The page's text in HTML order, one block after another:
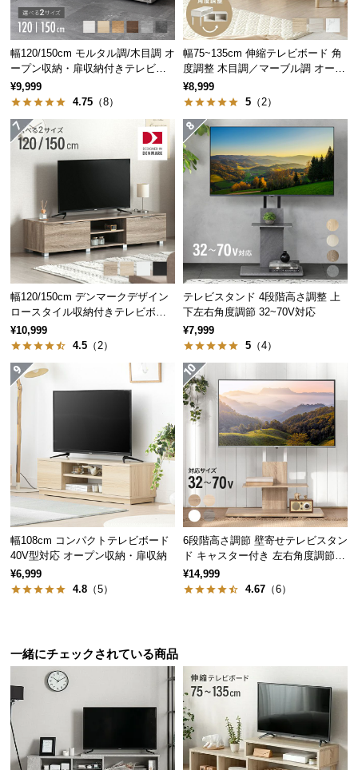
置
サ
ー
ビ
ス
つ
い
て
入
路
つ
い
て
返
セ
ル
に
つ
い
て
保
つ
い
員
規
好みの角度で設置可能
角度を付けて組み合わせることで、幅広いレイアウ
トが可能に。テレビを見やすい角度に設置すること
ができます。
素材感あふれる美しい木目調
シンプルなデザインに映える美しい木目調。木の風
合いが感じられる表情豊かな仕上がりです。
幅120/150cm モルタル調/木目調 オ
ープン収納・扉収納付きテレビボ
ード
¥9,999
4.75 （8）
幅75~135cm 伸縮テレビボード 角
度調整 木目調／マーブル調 オープ
ン収納付き コンパクト
¥8,999
5 （2）
幅120/150cm デンマークデザイン
ロースタイル収納付きテレビボー
ド
¥10,999
4.5 （2）
テレビスタンド 4段階高さ調整 上
下左右角度調節 32~70V対応
¥7,999
5 （4）
幅108cm コンパクトテレビボード
40V型対応 オープン収納・扉収納
¥6,999
4.8 （5）
6段階高さ調節 壁寄せテレビスタン
ド キャスター付き 左右角度調節機
能
¥14,999
4.67 （6）
一緒にチェックされている商品